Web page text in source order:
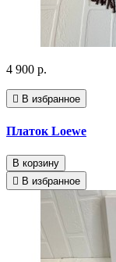
4 900 р.
В избранное
Платок Loewe
В корзину
В избранное